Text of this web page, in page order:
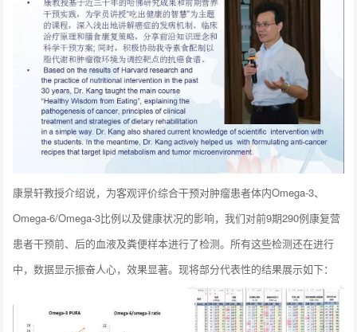
康景轩教授介绍说，为客观评价综合干预对肿瘤患者体内Omega-3、
Omega-6/Omega-3比例以及健康状况的影响，我们对前9期290例康复营
患者干预前、后的血液及粪便样本进行了检测。所有这些检测还在进行
中，数据显示振奋人心，效果显著。现将部分代表性的结果展示如下：